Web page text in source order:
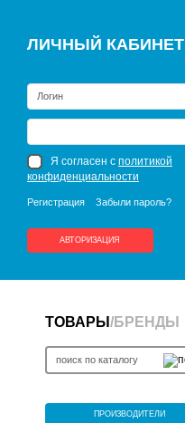
ЛИЧНЫЙ КАБИНЕТ
Я согласен с политикой
конфиденциальности
Регистрация Забыли пароль?
АВТОРИЗАЦИЯ
ТОВАРЫ /БРЕНДЫ
ПРОИЗВОДИТЕЛИ